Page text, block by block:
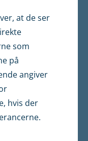
at de ser
som
på
angiver
hvis der